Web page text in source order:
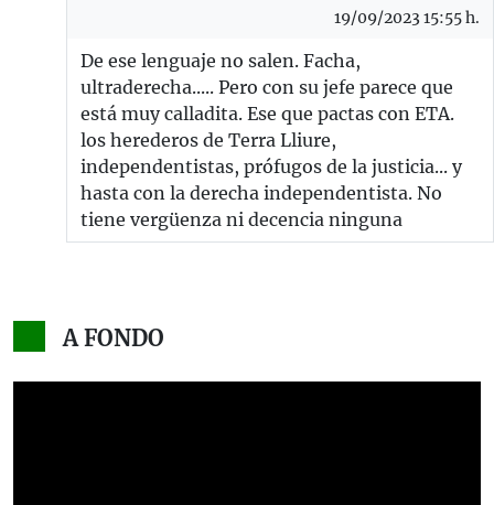
19/09/2023 15:55 h.
De ese lenguaje no salen. Facha,
ultraderecha..... Pero con su jefe parece que
está muy calladita. Ese que pactas con ETA.
los herederos de Terra Lliure,
independentistas, prófugos de la justicia... y
hasta con la derecha independentista. No
tiene vergüenza ni decencia ninguna
A FONDO